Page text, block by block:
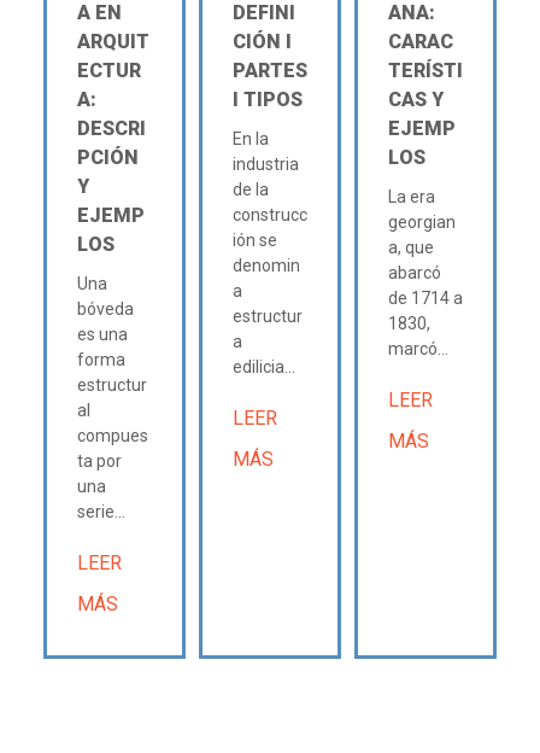
A EN
ARQUIT
ECTUR
A:
DESCRI
PCIÓN
Y
EJEMP
LOS
Una
bóveda
es una
forma
estructur
al
compues
ta por
una
serie...
LEER
MÁS
DEFINI
CIÓN Ι
PARTES
Ι TIPOS
En la
industria
de la
construcc
ión se
denomin
a
estructur
a
edilicia...
LEER
MÁS
ANA:
CARAC
TERÍSTI
CAS Y
EJEMP
LOS
La era
georgian
a, que
abarcó
de 1714 a
1830,
marcó...
LEER
MÁS